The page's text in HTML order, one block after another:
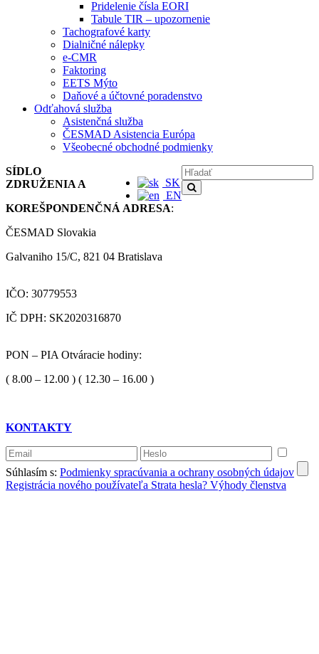
Pridelenie čísla EORI
Tabule TIR – upozornenie
Tachografové karty
Dialničné nálepky
e-CMR
Faktoring
EETS Mýto
Daňové a účtovné poradenstvo
Odťahová služba
Asistenčná služba
ČESMAD Asistencia Európa
Všeobecné obchodné podmienky
SK
EN
SÍDLO
ZDRUŽENIA A
KOREŠPONDENČNÁ ADRESA:
ČESMAD Slovakia
Galvaniho 15/C, 821 04 Bratislava
IČO: 30779553
IČ DPH: SK2020316870
PON – PIA Otváracie hodiny:
( 8.00 – 12.00 ) ( 12.30 – 16.00 )
KONTAKTY
Súhlasím s: Podmienky spracúvania a ochrany osobných údajov
Registrácia nového používateľa Strata hesla? Výhody členstva